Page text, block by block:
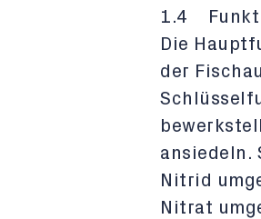
1.4
Die
der
ansiedeln.
Nitrid
Nitrat